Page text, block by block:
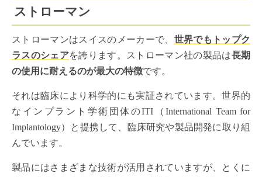
ストローマン
ストローマンはスイスのメーカーで、 世界でもトップク
ラスのシェアを誇ります。ストローマン社の製品は長期
の使用に耐えるのが最大の特徴です。
それは臨床により科学的にも実証されています。世界的
なインプラント学術団体のITI（International Team for
Implantology）と提携して、臨床研究や製品開発に取り組
んでいます。
製品にはさまざまな技術が活用されていますが、とくに